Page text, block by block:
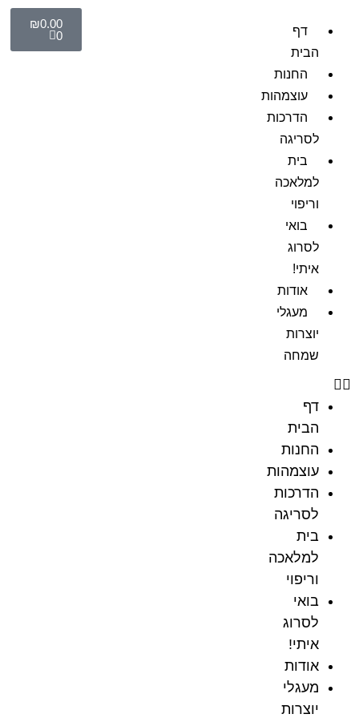
דף
הבית
החנות
עוצמהות
הדרכות
לסריגה
בית
למלאכה
וריפוי
בואי
לסרוג
איתי!
אודות
מעגלי
יוצרות
שמחה
דף
הבית
החנות
עוצמהות
הדרכות
לסריגה
בית
למלאכה
וריפוי
בואי
לסרוג
איתי!
אודות
מעגלי
יוצרות
₪0.00
0